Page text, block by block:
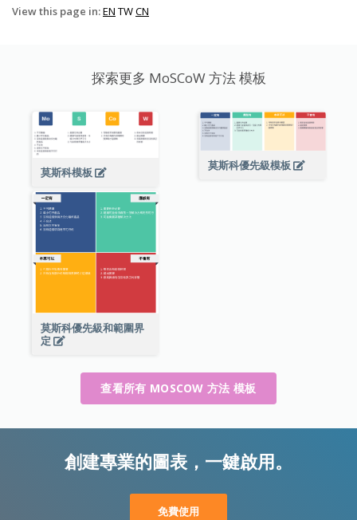
View this page in:EN TWCN
探索更多 MoSCoW 方法 模板
莫斯科模板
莫斯科優先級模板
莫斯科優先級和範圍界
定
查看所有 MOSCOW 方法 模板
創建專業的圖表，一鍵啟用。
免費使用